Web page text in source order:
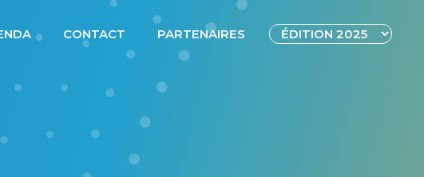
CONTACT PARTENAIRES